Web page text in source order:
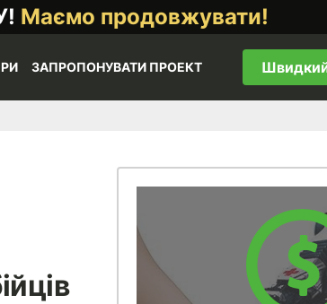
Маємо продовжувати!
ЗАПРОПОНУВАТИ ПРОЕКТ